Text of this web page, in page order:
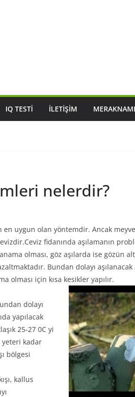
IQ TESTI İLETIŞIM
nelerdir?
uygun olan yöntemdir. Ancak
fidanında aşılamanın
olması, göz aşılarda ise gözün
Bundan dolayı
olması için kısa kesikler yapılır.
dolayı
yapılacak
25-27 0C yi
kadar
bölgesi
kallus